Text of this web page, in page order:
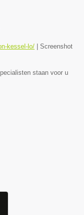
kessel-lo/ | Screenshot
staan voor u